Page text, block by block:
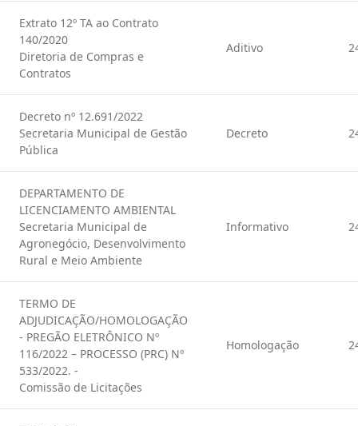
Extrato 12º TA ao Contrato
140/2020
Diretoria de Compras e
Contratos
Aditivo
Decreto nº 12.691/2022
Secretaria Municipal de Gestão
Pública
Decreto
DEPARTAMENTO DE
LICENCIAMENTO AMBIENTAL
Secretaria Municipal de
Agronegócio, Desenvolvimento
Rural e Meio Ambiente
Informativo
TERMO DE
ADJUDICAÇÃO/HOMOLOGAÇÃO
- PREGÃO ELETRÔNICO Nº
116/2022 – PROCESSO (PRC) Nº
533/2022. -
Comissão de Licitações
Homologação